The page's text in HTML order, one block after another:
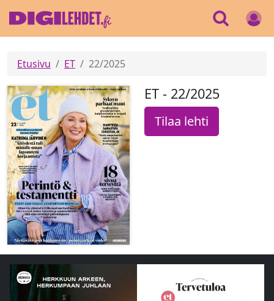
Etusivu ET 22/2025
ET - 22/2025
Tilaa lehti